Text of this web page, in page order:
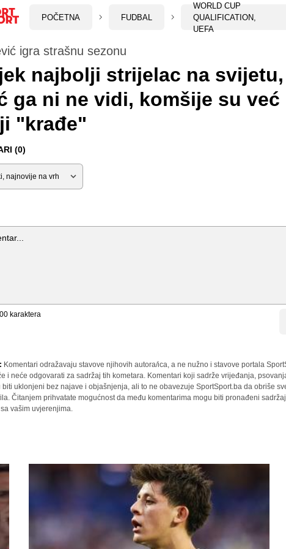
POČETNA FUDBAL
WORLD CUP
QUALIFICATION,
UEFA
igra strašnu sezonu
najbolji strijelac na
ga ni ne vidi, komšije su već
"krađe"
(0)
karaktera
Komentari odražavaju stavove njihovih autora/ica, a ne nužno i stavove portala
i neće odgovarati za sadržaj tih kometara. Komentari koji sadrže vrijeđanja,
biti uklonjeni bez najave i objašnjenja, ali to ne obavezuje SportSport.ba da obriše
Čitanjem prihvatate mogućnost da među komentarima mogu biti pronađeni
vašim uvjerenjima.